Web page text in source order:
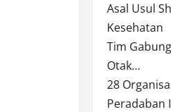
Asal Usul
Kesehatan
Tim
Otak…
28
Peradaban